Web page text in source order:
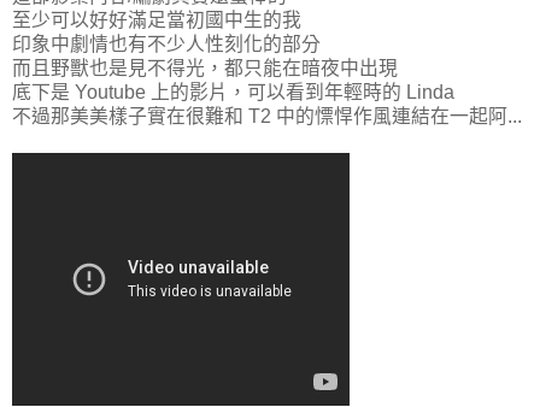
至少可以好好滿足當初國中生的我
印象中劇情也有不少人性刻化的部分
而且野獸也是見不得光，都只能在暗夜中出現
底下是 Youtube 上的影片，可以看到年輕時的 Linda
不過那美美樣子實在很難和 T2 中的慓悍作風連結在一起阿...